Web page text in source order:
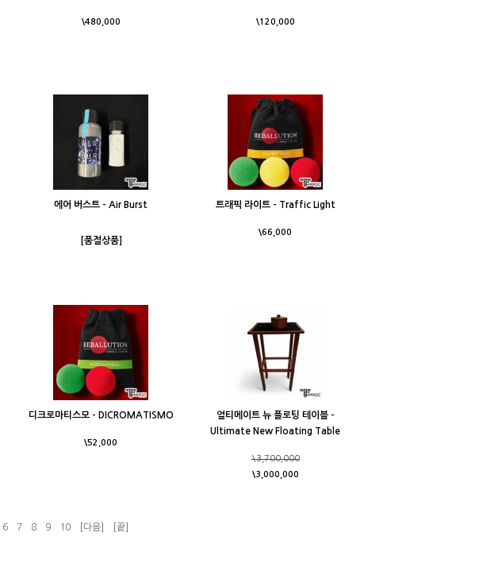
\480,000 \120,000
에어 버스트 - Air Burst
[품절상품]
트래픽 라이트 - Traffic Light
\66,000
디크로마티스모 - DICROMATISMO
\52,000
얼티메이트 뉴 플로팅 테이블 -
Ultimate New Floating Table
\3,700,000
\3,000,000
6 7 8 9 10 [다음] [끝]